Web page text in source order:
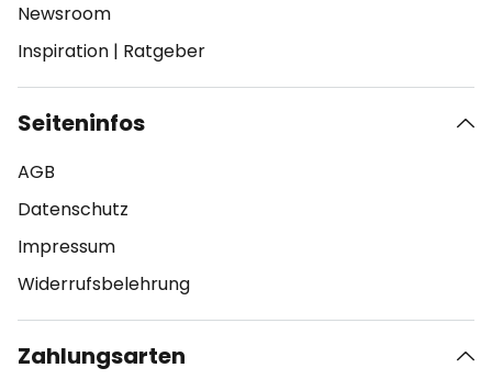
Newsroom
Inspiration | Ratgeber
Seiteninfos
AGB
Datenschutz
Impressum
Widerrufsbelehrung
Zahlungsarten